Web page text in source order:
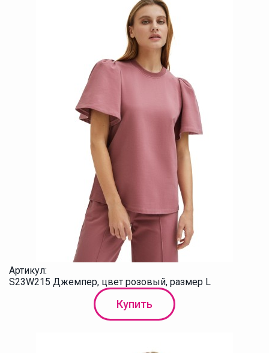
Артикул:
S23W215 Джемпер, цвет розовый, размер L
Купить